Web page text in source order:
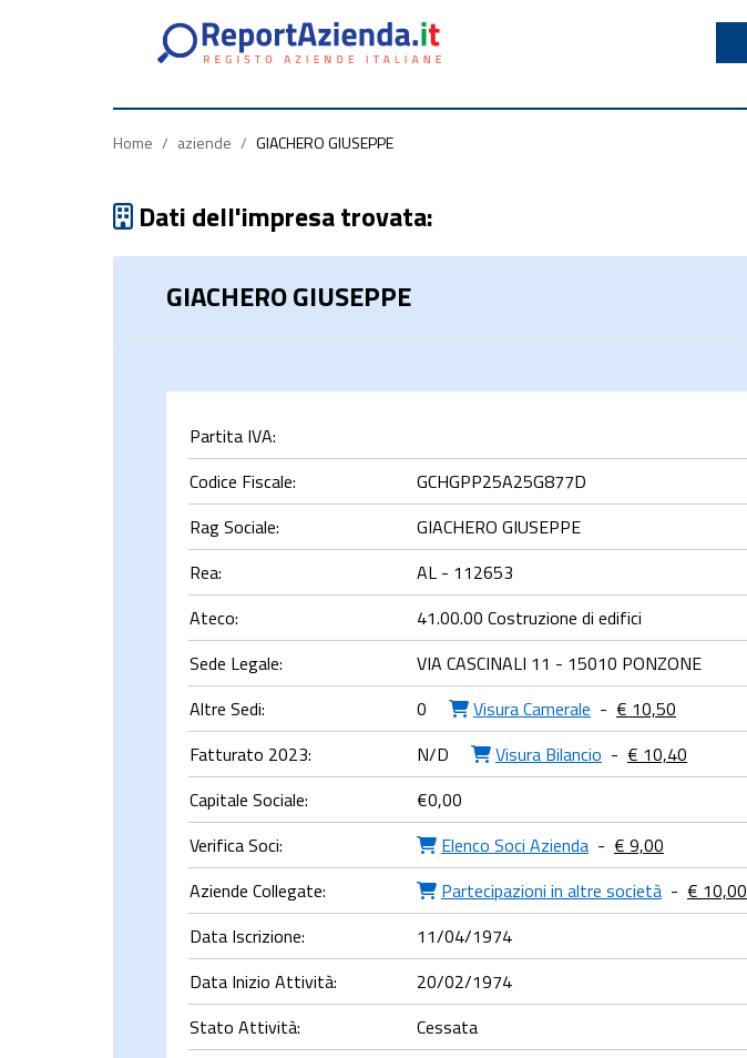
Home / aziende / GIACHERO GIUSEPPE
Dati dell'impresa trovata:
GIACHERO GIUSEPPE
Partita IVA:
Codice Fiscale:
GCHGPP25A25G877D
Rag Sociale:
GIACHERO GIUSEPPE
Rea:
AL - 112653
Ateco:
41.00.00 Costruzione di edifici
Sede Legale:
VIA CASCINALI 11 - 15010 PONZONE
Altre Sedi:
0 Visura Camerale - € 10,50
Fatturato 2023:
N/D Visura Bilancio - € 10,40
Capitale Sociale:
€0,00
Verifica Soci:
Elenco Soci Azienda - € 9,00
Aziende Collegate:
Partecipazioni in altre società - € 10,00
Data Iscrizione:
11/04/1974
Data Inizio Attività:
20/02/1974
Stato Attività:
Cessata